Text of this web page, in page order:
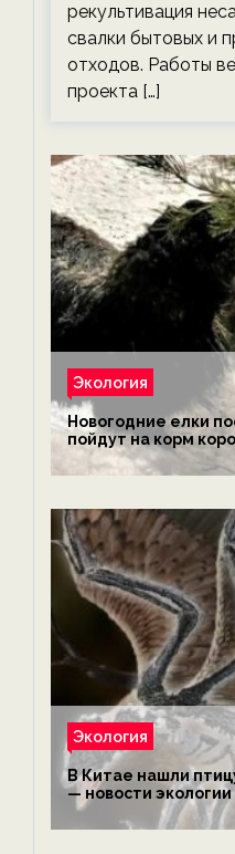
рекультивация
свалки бытовых и
отходов. Работы
проекта […]
Экология
Новогодние елки
пойдут на корм
обезьянам, львам
экологии на
Экология
В Китае нашли
— новости